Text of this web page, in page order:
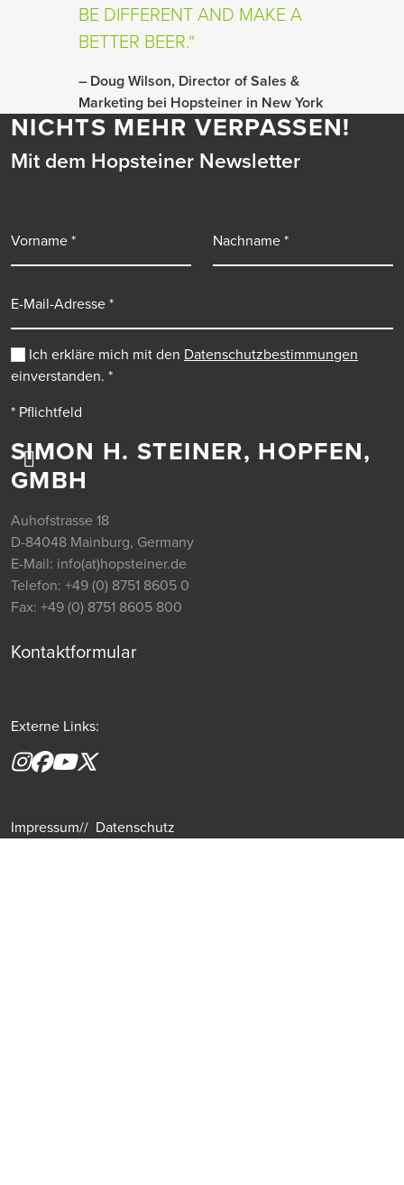
BE DIFFERENT AND MAKE A
BETTER BEER.
– Doug Wilson, Director of Sales &
Marketing bei Hopsteiner in New York
SIMON H. STEINER, HOPFEN,
GMBH
Auhofstrasse 18
D-84048 Mainburg, Germany
E-Mail: info(at)hopsteiner.de
Telefon: +49 (0) 8751 8605 0
Fax: +49 (0) 8751 8605 800
Kontaktformular
Externe Links:
Instagram
Facebook
YouTubeX formerly(twitter)
Impressum Datenschutz
NICHTS MEHR VERPASSEN!
Mit dem Hopsteiner Newsletter
Ich erkläre mich mit den Datenschutzbestimmungen
einverstanden. *
* Pflichtfeld